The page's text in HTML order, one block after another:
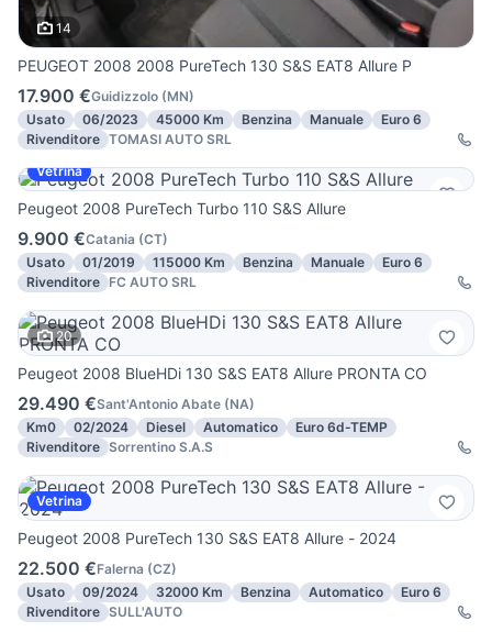
14
PEUGEOT 2008 2008 PureTech 130 S&S EAT8 Allure P
17.900 €Guidizzolo (MN)
Usato
06/2023 45000 Km Benzina Manuale
Euro 6
Rivenditore TOMASI AUTO SRL
Vetrina
Peugeot 2008 PureTech Turbo 110 S&S Allure
9.900 €Catania (CT)
Usato
01/2019 115000 Km Benzina Manuale
Euro 6
Rivenditore FC AUTO SRL
20
Peugeot 2008 BlueHDi 130 S&S EAT8 Allure PRONTA CO
29.490 €Sant'Antonio Abate (NA)
Km0
02/2024 Diesel Automatico
Euro 6d-TEMP
Rivenditore Sorrentino S.A.S
Vetrina
Peugeot 2008 PureTech 130 S&S EAT8 Allure - 2024
22.500 €Falerna (CZ)
Usato
09/2024 32000 Km Benzina Automatico
Euro 6
Rivenditore SULL'AUTO